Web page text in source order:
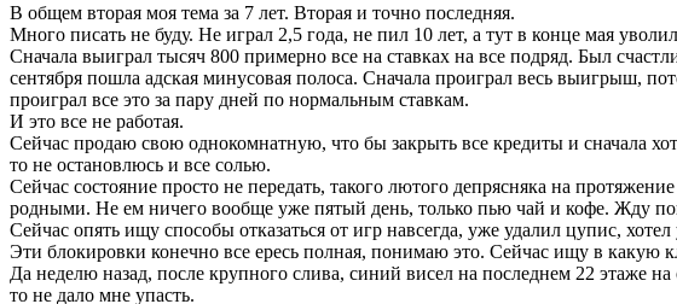
В общем вторая моя тема за 7 лет. Вторая и точно последняя.
Много писать не буду. Не играл 2,5 года, не пил 10 лет, а тут в конце мая
Сначала выиграл тысяч 800 примерно все на ставках на все подряд. Был
сентября пошла адская минусовая полоса. Сначала проиграл весь выигрыш,
проиграл все это за пару дней по нормальным ставкам.
И это все не работая.
Сейчас продаю свою однокомнатную, что бы закрыть все кредиты и сначала
то не остановлюсь и все солью.
Сейчас состояние просто не передать, такого лютого депрясняка на
родными. Не ем ничего вообще уже пятый день, только пью чай и кофе. Жду
Сейчас опять ищу способы отказаться от игр навсегда, уже удалил цупис,
Эти блокировки конечно все ересь полная, понимаю это. Сейчас ищу в какую
Да неделю назад, после крупного слива, синий висел на последнем 22 этаже
то не дало мне упасть.